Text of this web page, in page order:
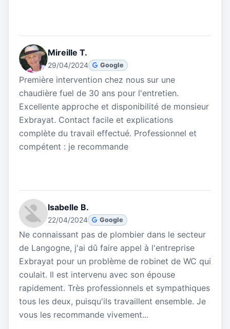
Mireille T.
29/04/2024 Google
Première intervention chez nous sur une
chaudière fuel de 30 ans pour l'entretien.
Excellente approche et disponibilité de monsieur
Exbrayat. Contact facile et explications
complète du travail effectué. Professionnel et
compétent : je recommande
Isabelle B.
22/04/2024 Google
Ne connaissant pas de plombier dans le secteur
de Langogne, j'ai dû faire appel à l'entreprise
Exbrayat pour un problème de robinet de WC qui
coulait. Il est intervenu avec son épouse
rapidement. Très professionnels et sympathiques
tous les deux, puisqu'ils travaillent ensemble. Je
vous les recommande vivement...